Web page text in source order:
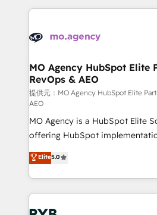
services are offered in both
onboarding from platforms like
WordPress and legacy CRMs,
architectures that accelerate
performance. - Multi-object CRM migration, cleanup,
and implementation. - Pre-built
integrations across your full tech
object setup, CMS builds, and
- Dashboards, lifecycle
nurturing sequences. - Cross-
Marketing, Sales, Operations,
Ongoing optimization,
scalable retainers. Let’s make HubSpot your most
powerful growth engine. Built to
MO Agency HubSpot Elite
RevOps & AEO
提供元：MO Agency HubSpot Elite
AEO
MO Agency is a HubSpot Elite
offering HubSpot
automation, CRM and RevOps
architecture, sales enablement,
lead scoring and revenue
Salesforce and integrated
Marketing, Answer Engine
Elite5.0